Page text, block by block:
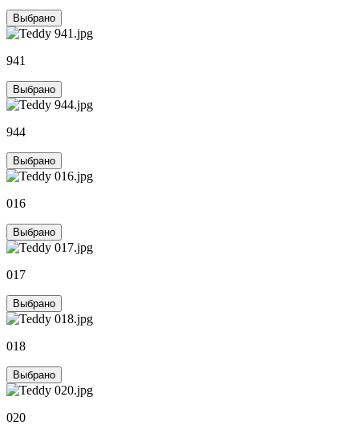
Выбрано
941
Выбрано
944
Выбрано
016
Выбрано
017
Выбрано
018
Выбрано
020